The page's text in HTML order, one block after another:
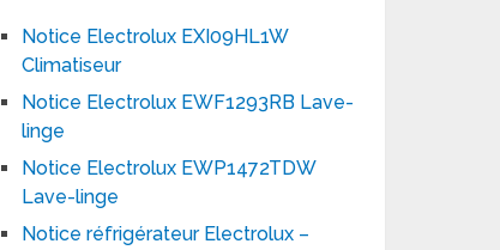
Notice Electrolux EXI09HL1W
Climatiseur
Notice Electrolux EWF1293RB Lave-
linge
Notice Electrolux EWP1472TDW
Lave-linge
Notice réfrigérateur Electrolux –